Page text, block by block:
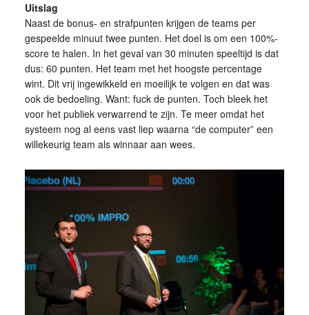
Uitslag
Naast de bonus- en strafpunten krijgen de teams per
gespeelde minuut twee punten. Het doel is om een 100%-
score te halen. In het geval van 30 minuten speeltijd is dat
dus: 60 punten. Het team met het hoogste percentage
wint. Dit vrij ingewikkeld en moeilijk te volgen en dat was
ook de bedoeling. Want: fuck de punten. Toch bleek het
voor het publiek verwarrend te zijn. Te meer omdat het
systeem nog al eens vast liep waarna “de computer” een
willekeurig team als winnaar aan wees.